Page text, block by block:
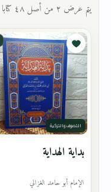
يتم عرض ٢ من أصل ٤٨ كتابا
التصوف والتزكية
بداية الهداية
الإمام أبو حامد الغزالي